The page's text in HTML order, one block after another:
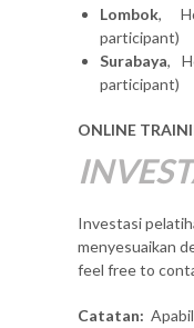
Lombok,
participant)
Surabaya,
participant)
ONLINE
Investasi
menyesuaikan
feel free to
Catatan: